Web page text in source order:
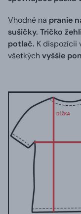
Vhodné na pranie
sušičky. Tričko
potlač. K dispozícii
všetkýchvyššie